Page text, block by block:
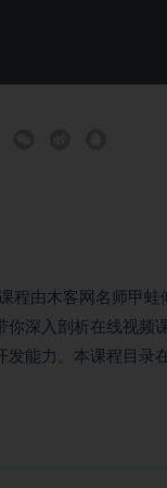
程由木客网名师甲蛙
你深入剖析在线视频
发能力。本课程目录